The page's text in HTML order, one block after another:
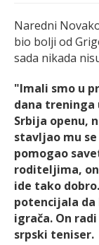
Naredni
bio bolji od
sada nikada
"Imali smo u
dana treninga
Srbija openu,
stavljao mu
pomogao
roditeljima,
ide tako
potencijala da
igrača. On
srpski teniser.